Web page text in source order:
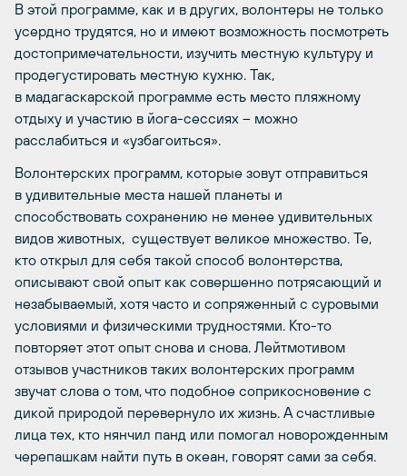
В этой программе, как и в других, волонтеры не только
усердно трудятся, но и имеют возможность посмотреть
достопримечательности, изучить местную культуру и
продегустировать местную кухню. Так,
в мадагаскарской программе есть место пляжному
отдыху и участию в йога-сессиях – можно
расслабиться и «узбагоиться».
Волонтерских программ, которые зовут отправиться
в удивительные места нашей планеты и
способствовать сохранению не менее удивительных
видов животных, существует великое множество. Те,
кто открыл для себя такой способ волонтерства,
описывают свой опыт как совершенно потрясающий и
незабываемый, хотя часто и сопряженный с суровыми
условиями и физическими трудностями. Кто-то
повторяет этот опыт снова и снова. Лейтмотивом
отзывов участников таких волонтерских программ
звучат слова о том, что подобное соприкосновение с
дикой природой перевернуло их жизнь. А счастливые
лица тех, кто нянчил панд или помогал новорожденным
черепашкам найти путь в океан, говорят сами за себя.